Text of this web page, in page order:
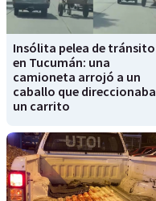
Insólita pelea de tránsito
en Tucumán: una
camioneta arrojó a un
caballo que direccionaba
un carrito